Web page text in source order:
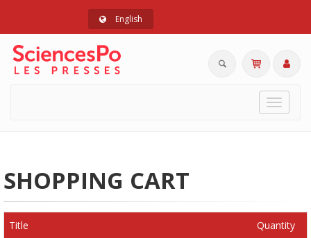
English
Toggle
SHOPPING CART
Title Quantity